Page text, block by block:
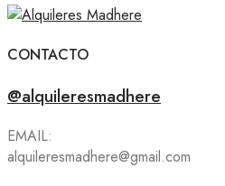
CONTACTO
@alquileresmadhere
EMAIL:
alquileresmadhere@gmail.com